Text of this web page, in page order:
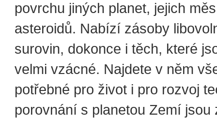
povrchu jiných planet, jejich
asteroidů. Nabízí zásoby
surovin, dokonce i těch, které
velmi vzácné. Najdete v něm
potřebné pro život i pro rozvoj
porovnání s planetou Zemí jsou